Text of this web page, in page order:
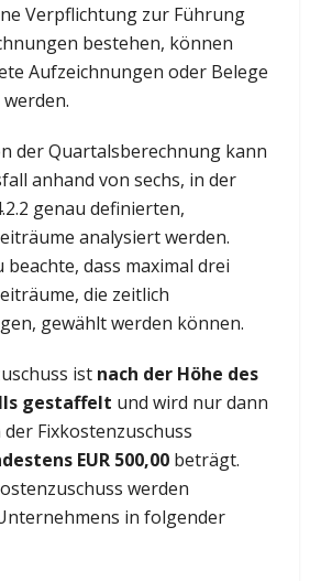
Verpflichtung zur Führung
bestehen, können
Aufzeichnungen oder Belege
der Quartalsberechnung kann
anhand von sechs, in der
genau definierten,
analysiert werden.
beachte, dass maximal drei
die zeitlich
gewählt werden können.
ist nach der Höhe des
gestaffelt und wird nur dann
Fixkostenzuschuss
EUR 500,00beträgt.
werden
in folgender